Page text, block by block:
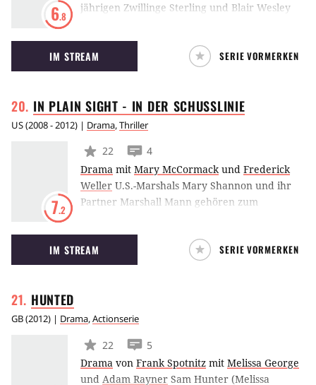
6.8
jährigen Zwillinge Sterling und Blair Wesley
sich zugleich um ein erfülltes Liebesleben. Die
Geheimnisse ihres Jobs bringt ihnen in Netflix'
Teenage Bounty Hunters
IM STREAM SERIE VORMERKEN
IN PLAIN SIGHT - IN DER SCHUSSLINIE
US(2008 - 2012) | Drama,Thriller
7.2
22
4
Drama mit Mary McCormack und Frederick
Weller U.S.-Marshals Mary Shannon und ihr
Partner Marshall Mann gehören zum
Unschuldige und Verbrechen in das Programm
aufnehmen und bis zum Prozess beschützen.
Gleichzeitig versucht Mary Job und
herausstellt.
IM STREAM SERIE VORMERKEN
HUNTED
GB(2012) | Drama,Actionserie
22
5
Drama von Frank Spotnitz mit Melissa George
und Adam Rayner Sam Hunter (Melissa